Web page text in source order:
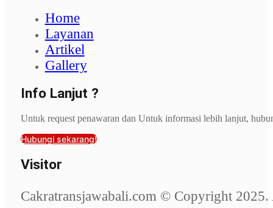
Home
Layanan
Artikel
Gallery
Info Lanjut ?
Untuk request penawaran dan Untuk informasi lebih lanjut,
Hubungi sekarang!
Visitor
Cakratransjawabali.com © Copyright 2025.